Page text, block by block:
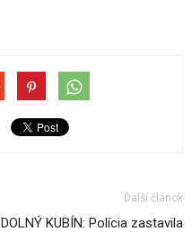
Ďalší článok
DOLNÝ KUBÍN: Polícia zastavila